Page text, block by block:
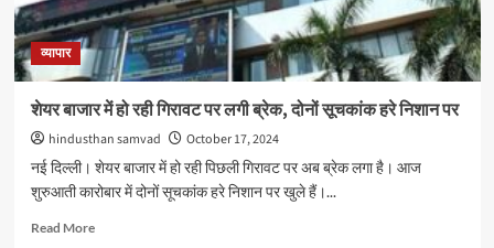
साइन
की
ये
बड़ी
व्यापार
शेयर बाजार में हो रही गिरावट पर लगी ब्रेक, दोनों सूचकांक हरे निशान पर
hindusthan samvad
October 17, 2024
नई दिल्ली। शेयर बाजार में हो रही पिछली गिरावट पर अब ब्रेक लगा है। आज
शुरुआती कारोबार में दोनों सूचकांक हरे निशान पर खुले हैं।...
Read MoreRead